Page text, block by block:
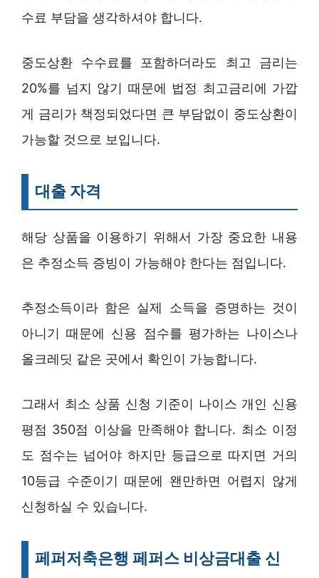
수료 부담을 생각하셔야 합니다.
중도상환 수수료를 포함하더라도 최고 금리는
20%를 넘지 않기 때문에 법정 최고금리에 가깝
게 금리가 책정되었다면 큰 부담없이 중도상환이
가능할 것으로 보입니다.
대출 자격
해당 상품을 이용하기 위해서 가장 중요한 내용
은 추정소득 증빙이 가능해야 한다는 점입니다.
추정소득이라 함은 실제 소득을 증명하는 것이
아니기 때문에 신용 점수를 평가하는 나이스나
올크레딧 같은 곳에서 확인이 가능합니다.
그래서 최소 상품 신청 기준이 나이스 개인 신용
평점 350점 이상을 만족해야 합니다. 최소 이정
도 점수는 넘어야 하지만 등급으로 따지면 거의
10등급 수준이기 때문에 왠만하면 어렵지 않게
신청하실 수 있습니다.
페퍼저축은행 페퍼스 비상금대출 신